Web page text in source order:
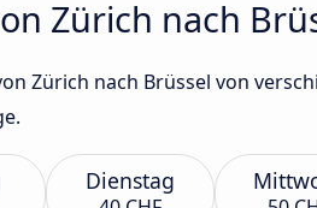
Zürich nach
Zürich nach Brüssel von
Dienstag